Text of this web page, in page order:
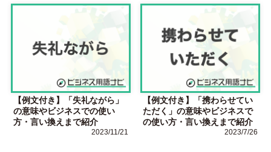
【例文付き】「失礼ながら」
の意味やビジネスでの使い
方・言い換えまで紹介
2023/11/21
【例文付き】「携わらせてい
ただく」の意味やビジネスで
の使い方・言い換えまで紹介
2023/7/26